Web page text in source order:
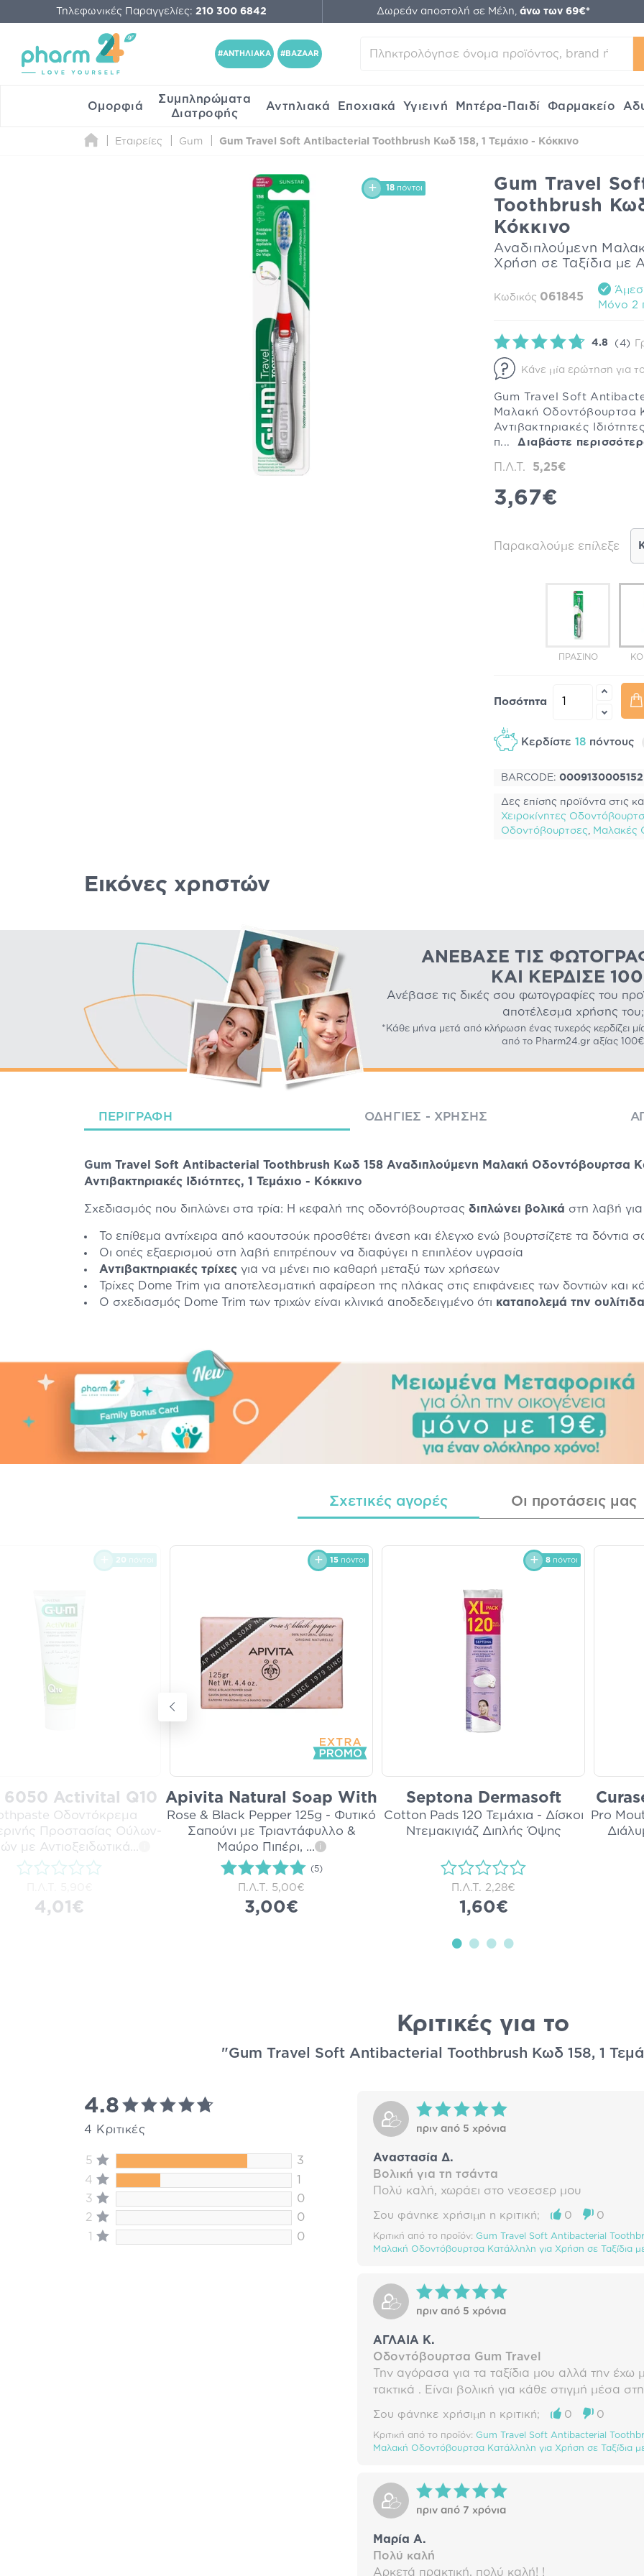
Τηλεφωνικές Παραγγελίες: 210 300 6842 Δωρεάν αποστολή σε Μέλη, άνω των 69€*
#ΑΝΤΗΛΙΑΚΑ #BAZAAR
Ομορφιά
Συμπληρώματα
Διατροφής
Αντηλιακά Εποχιακά Υγιεινή Μητέρα-Παιδί Φαρμακείο
Εταιρείες Gum Gum Travel Soft Antibacterial Toothbrush Κωδ 158, 1 Τεμάχιο - Κόκκινο
18 πόντοι
Gum Travel
Toothbrush
Κόκκινο
Αναδιπλούμενη
Χρήση σε Ταξίδια με
Κωδικός 061845
Mόνο 2
4.8 (4)
Κάνε μία ερώτηση για
Gum Travel Soft
Μαλακή Οδοντόβουρτσα
Αντιβακτηριακές
π...Διαβάστε
Π.Λ.Τ. 5,25€
3,67€
Παρακαλούμε επίλεξε
ΠΡΆΣΙΝΟ
Ποσότητα
Κερδίστε 18 πόντους
BARCODE: 0009130005152
Δες επίσης προϊόντα στις
Χειροκίνητες
Οδοντόβουρτσες
Μαλακές
Εικόνες χρηστών
ΑΝΈΒΑΣΕ ΤΙΣ
ΚΑΙ ΚΈΡΔΙΣΕ
Ανέβασε τις δικές σου φωτογραφίες του
αποτέλεσμα χρήσης του;
*Κάθε μήνα μετά από κλήρωση ένας τυχερός κερδίζει
από το Pharm24.gr αξίας 100€
ΠΕΡΙΓΡΑΦΉ ΟΔΗΓΊΕΣ - ΧΡΉΣΗΣ
Gum Travel Soft Antibacterial Toothbrush Κωδ 158 Αναδιπλούμενη Μαλακή Οδοντόβουρτσα
Αντιβακτηριακές Ιδιότητες, 1 Τεμάχιο - Κόκκινο
Σχεδιασμός που διπλώνει στα τρία: Η κεφαλή της οδοντόβουρτσας διπλώνει βολικά στη λαβή
Το επίθεμα αντίχειρα από καουτσούκ προσθέτει άνεση και έλεγχο ενώ βουρτσίζετε τα δόντια
Οι οπές εξαερισμού στη λαβή επιτρέπουν να διαφύγει η επιπλέον υγρασία
Αντιβακτηριακές τρίχες για να μένει πιο καθαρή μεταξύ των χρήσεων
Τρίχες Dome Trim για αποτελεσματική αφαίρεση της πλάκας στις επιφάνειες των δοντιών
Ο σχεδιασμός Dome Trim των τριχών είναι κλινικά αποδεδειγμένο ότι καταπολεμά την ουλίτιδα
Σχετικές αγορές Οι προτάσεις μας
20 πόντοι
6050 Activital Q10
Οδοντόκρεμα
Προστασίας Ούλων-
με Αντιοξειδωτικά
4,01€
15 πόντοι
Apivita Natural Soap With
Rose & Black Pepper 125g - Φυτικό
Σαπούνι με Τριαντάφυλλο &
Μαύρο Πιπέρι, ... i
(5)
Π.Λ.Τ. 5,00€
3,00€
8 πόντοι
Septona Dermasoft
Cotton Pads 120 Τεμάχια - Δίσκοι
Ντεμακιγιάζ Διπλής Όψης
Π.Λ.Τ. 2,28€
1,60€
Pro
Κριτικές για το
"Gum Travel Soft Antibacterial Toothbrush Κωδ 158, 1
4.8
4 Κριτικές
5
3
4
1
3
0
2
0
1
0
πριν από 5 χρόνια
Αναστασία Δ.
Βολική για τη τσάντα
Πολύ καλή, χωράει στο νεσεσερ μου
Σου φάνηκε χρήσιμη η κριτική; 0 0
Κριτική από το προϊόν: Gum Travel Soft Antibacterial
Μαλακή Οδοντόβουρτσα Κατάλληλη για Χρήση σε Ταξίδια με
πριν από 5 χρόνια
ΑΓΛΑΙΑ Κ.
Οδοντόβουρτσα Gum Travel
Την αγόρασα για τα ταξίδια μου αλλά την έχω
τακτικά . Είναι βολική για κάθε στιγμή μέσα
Σου φάνηκε χρήσιμη η κριτική; 0 0
Κριτική από το προϊόν: Gum Travel Soft Antibacterial
Μαλακή Οδοντόβουρτσα Κατάλληλη για Χρήση σε Ταξίδια με
πριν από 7 χρόνια
Μαρία Α.
Πολύ καλή
Αρκετά πρακτική, πολύ καλή! !